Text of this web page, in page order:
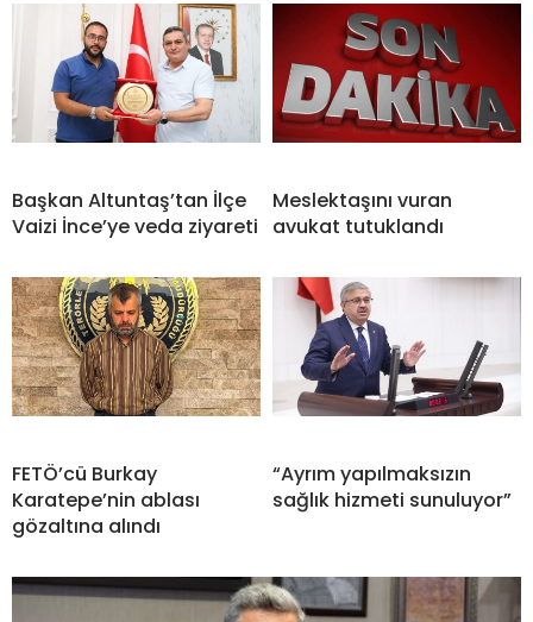
Başkan Altuntaş’tan İlçe
Vaizi İnce’ye veda ziyareti
Meslektaşını vuran
avukat tutuklandı
FETÖ’cü Burkay
Karatepe’nin ablası
gözaltına alındı
“Ayrım yapılmaksızın
sağlık hizmeti sunuluyor”